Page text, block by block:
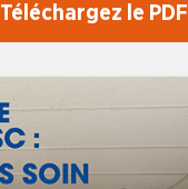
Téléchargez le PDF